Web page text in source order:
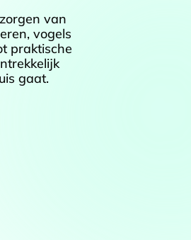
van
vogels
praktische
gaat.